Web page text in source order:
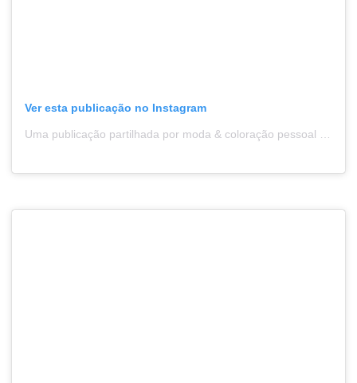
Ver esta publicação no Instagram
Uma publicação partilhada por moda & coloração pessoal (@sarahmayra_)